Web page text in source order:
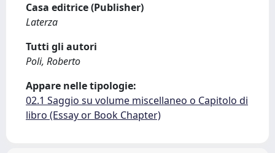
Casa editrice (Publisher)
Laterza
Tutti gli autori
Poli, Roberto
Appare nelle tipologie:
02.1 Saggio su volume miscellaneo o Capitolo di
libro (Essay or Book Chapter)